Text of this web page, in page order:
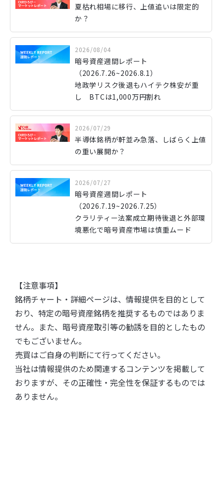
夏枯れ相場に移行、上値追いは限定的
か？
2026/08/04
暗号資産週間レポート
（2026.7.26~2026.8.1）
地政学リスク後退もハイテク株安が重
し BTCは1,000万円割れ
2026/07/29
半導体銘柄が軒並み急落、しばらく上値
の重い展開か？
2026/07/27
暗号資産週間レポート
（2026.7.19~2026.7.25）
クラリティー法案成立期待後退と外部環
境悪化で暗号資産市場は慎重ムード
【注意事項】
銘柄チャート・詳細ページは、情報提供を目的として
おり、特定の暗号資産銘柄を推奨するものではありま
せん。また、暗号資産取引等の勧誘を目的としたもの
でもございません。
売買はご自身の判断にて行ってください。
当社は情報提供のため関連するコンテンツを掲載して
おりますが、その正確性・完全性を保証するものでは
ありません。